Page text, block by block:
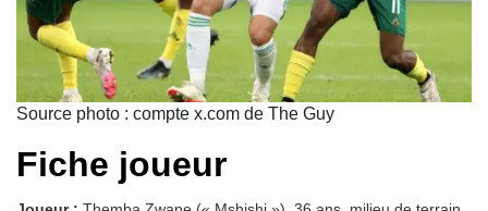
Source photo : compte x.com de The Guy
Fiche joueur